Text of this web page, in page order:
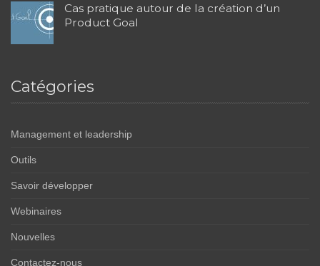
Cas pratique autour de la création d’un
Product Goal
Catégories
Management et leadership
Outils
Savoir développer
Webinaires
Nouvelles
Contactez-nous